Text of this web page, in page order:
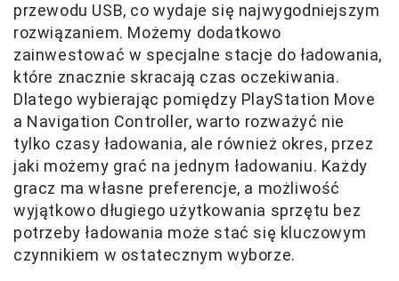
przewodu USB, co wydaje się najwygodniejszym
rozwiązaniem. Możemy dodatkowo
zainwestować w specjalne stacje do ładowania,
które znacznie skracają czas oczekiwania.
Dlatego wybierając pomiędzy PlayStation Move
a Navigation Controller, warto rozważyć nie
tylko czasy ładowania, ale również okres, przez
jaki możemy grać na jednym ładowaniu. Każdy
gracz ma własne preferencje, a możliwość
wyjątkowo długiego użytkowania sprzętu bez
potrzeby ładowania może stać się kluczowym
czynnikiem w ostatecznym wyborze.